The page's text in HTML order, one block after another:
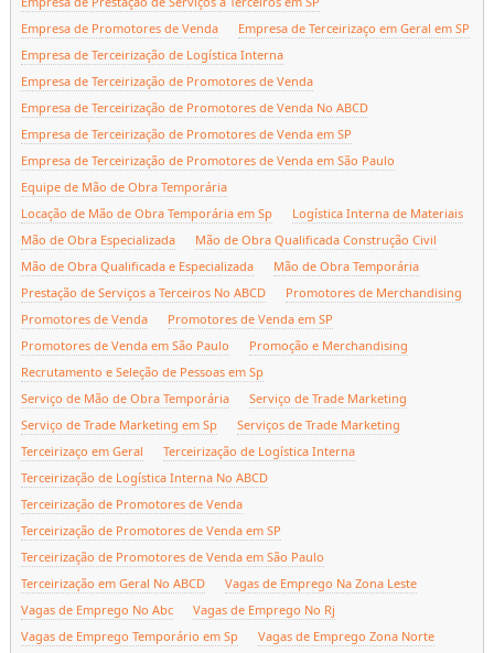
Empresa de Promotores de Venda
Empresa de Terceirizaço em Geral em SP
Empresa de Terceirização de Logística Interna
Empresa de Terceirização de Promotores de Venda
Empresa de Terceirização de Promotores de Venda No ABCD
Empresa de Terceirização de Promotores de Venda em SP
Empresa de Terceirização de Promotores de Venda em São Paulo
Equipe de Mão de Obra Temporária
Locação de Mão de Obra Temporária em Sp
Logística Interna de Materiais
Mão de Obra Especializada
Mão de Obra Qualificada Construção Civil
Mão de Obra Qualificada e Especializada
Mão de Obra Temporária
Prestação de Serviços a Terceiros No ABCD
Promotores de Merchandising
Promotores de Venda
Promotores de Venda em SP
Promotores de Venda em São Paulo
Promoção e Merchandising
Recrutamento e Seleção de Pessoas em Sp
Serviço de Mão de Obra Temporária
Serviço de Trade Marketing
Serviço de Trade Marketing em Sp
Serviços de Trade Marketing
Terceirizaço em Geral
Terceirização de Logística Interna
Terceirização de Logística Interna No ABCD
Terceirização de Promotores de Venda
Terceirização de Promotores de Venda em SP
Terceirização de Promotores de Venda em São Paulo
Terceirização em Geral No ABCD
Vagas de Emprego Na Zona Leste
Vagas de Emprego No Abc
Vagas de Emprego No Rj
Vagas de Emprego Temporário em Sp
Vagas de Emprego Zona Norte